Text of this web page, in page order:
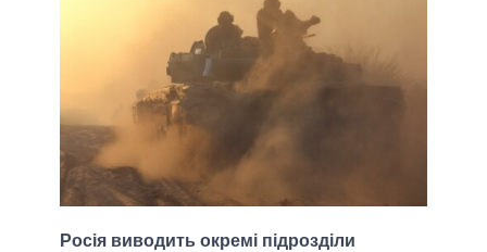
Росія виводить окремі підрозділи